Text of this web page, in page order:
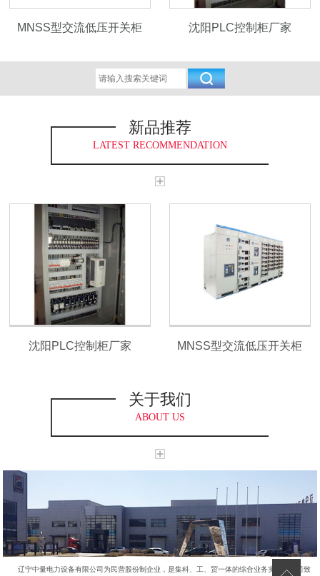
MNSS型交流低压开关柜 沈阳PLC控制柜厂家
新品推荐
LATEST RECOMMENDATION
沈阳PLC控制柜厂家 MNSS型交流低压开关柜
关于我们
ABOUT US
辽宁中量电力设备有限公司为民营股份制企业，是集科、工、贸一体的综合业务实体。公司致